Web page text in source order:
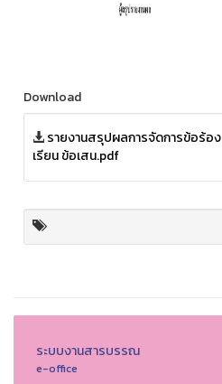
Download
รายงานสรุปผลการจัดการข้อร้อง
เรียน ข้อเสน.pdf
ระบบงานสารบรรณ
e-office